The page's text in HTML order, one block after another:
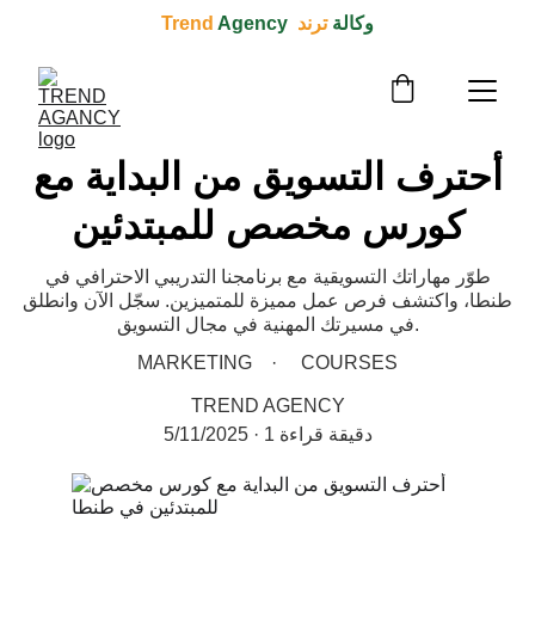
وكالة ترند  Trend Agency
أحترف التسويق من البداية مع
كورس مخصص للمبتدئين
طوّر مهاراتك التسويقية مع برنامجنا التدريبي الاحترافي في
طنطا، واكتشف فرص عمل مميزة للمتميزين. سجّل الآن وانطلق
في مسيرتك المهنية في مجال التسويق.
MARKETING
COURSES
TREND AGENCY
5/11/2025
1 دقيقة قراءة